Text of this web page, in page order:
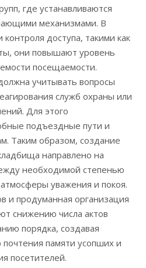
где устанавливаются
механизмами. В
доступа, такими как
они повышают уровень
посещаемости.
учитывать вопросы
служб охраны или
Для этого
подъездные пути и
Таким образом, создание
направлено на
необходимой степенью
уважения и покоя.
и продуманная организация
снижению числа актов
порядка, создавая
почтения памяти усопших и
посетителей.